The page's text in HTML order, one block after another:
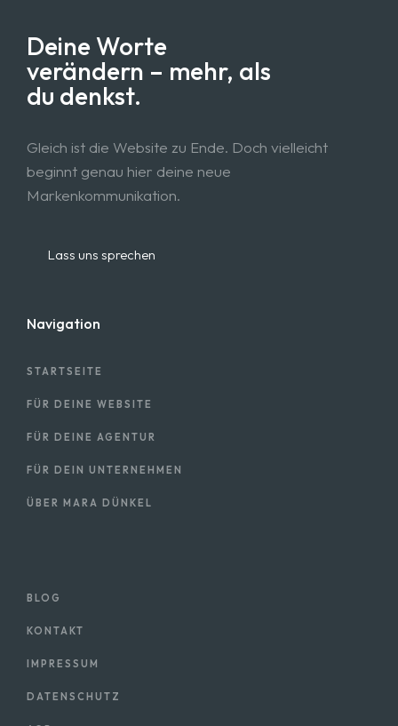
Deine Worte
verändern – mehr, als
du denkst.
Gleich ist die Website zu Ende. Doch vielleicht
beginnt genau hier deine neue
Markenkommunikation.
Lass uns sprechen
Navigation
STARTSEITE
FÜR DEINE WEBSITE
FÜR DEINE AGENTUR
FÜR DEIN UNTERNEHMEN
ÜBER MARA DÜNKEL
BLOG
KONTAKT
IMPRESSUM
DATENSCHUTZ